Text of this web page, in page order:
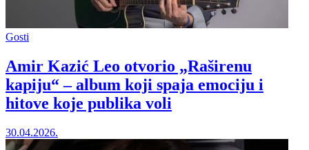
Gosti
Amir Kazić Leo otvorio „Raširenu
kapiju“ – album koji spaja emociju i
hitove koje publika voli
30.04.2026.